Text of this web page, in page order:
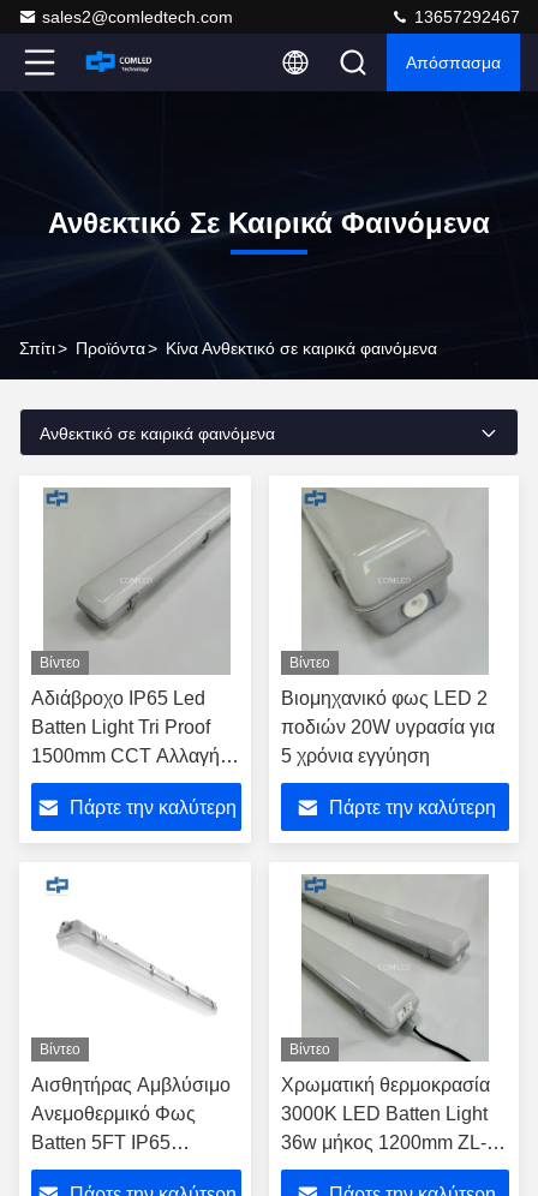
sales2@comledtech.com 13657292467
Απόσπασμα
Ανθεκτικό Σε Καιρικά Φαινόμενα
Σπίτι> Προϊόντα> Κίνα Ανθεκτικό σε καιρικά φαινόμενα
Ανθεκτικό σε καιρικά φαινόμενα
Βίντεο
Αδιάβροχο IP65 Led
Batten Light Tri Proof
1500mm CCT Αλλαγή
λύσης
Πάρτε την καλύτερη
Βίντεο
Βιομηχανικό φως LED 2
ποδιών 20W υγρασία για
5 χρόνια εγγύηση
Πάρτε την καλύτερη
Βίντεο
Αισθητήρας Αμβλύσιμο
Ανεμοθερμικό Φως
Batten 5FT IP65
Ανεμοθερμικό
Βίντεο
Χρωματική θερμοκρασία
3000K LED Batten Light
36w μήκος 1200mm ZL-
PSBLP36-4FT-CN